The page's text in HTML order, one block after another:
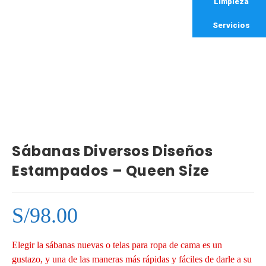
Servicios
Sábanas Diversos Diseños
Estampados – Queen Size
S/98.00
Elegir la sábanas nuevas o telas para ropa de cama es un
gustazo, y una de las maneras más rápidas y fáciles de darle a su